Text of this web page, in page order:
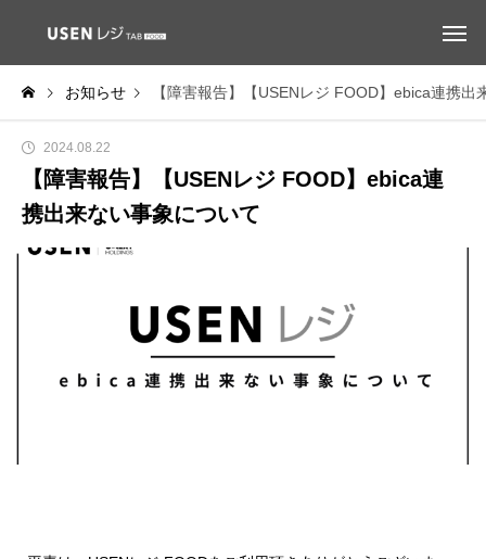
お知らせ 【障害報告】【USENレジ FOOD】ebica連携出
2024.08.22
【障害報告】【USENレジ FOOD】ebica連
携出来ない事象について